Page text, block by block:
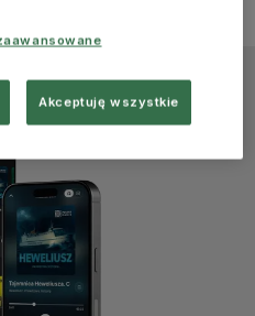
Akceptuję wszystkie